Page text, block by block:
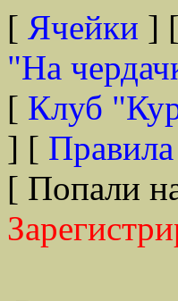
[ Ячейки ] [
"На
[ Клуб
] [
[ Попали